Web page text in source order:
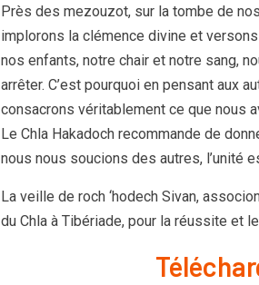
Près des mezouzot, sur la tombe de
implorons la clémence divine et
nos enfants, notre chair et notre sang,
arrêter. C’est pourquoi en pensant aux
consacrons véritablement ce que nous
Le Chla Hakadoch recommande de
nous nous soucions des autres, l’unité
La veille de roch ‘hodech Sivan,
du Chla à Tibériade, pour la réussite et